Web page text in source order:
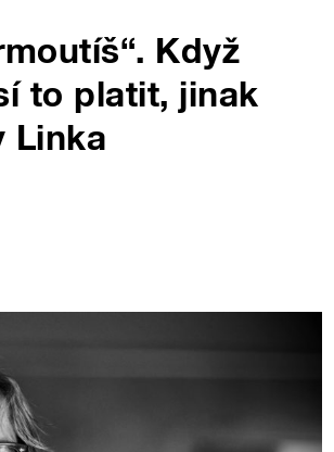
Když
to platit, jinak
Linka